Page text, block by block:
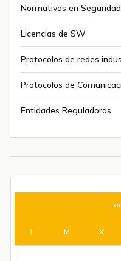
Normativas en
Licencias de SW
Protocolos de redes
Protocolos de
Entidades Reguladoras
L M X